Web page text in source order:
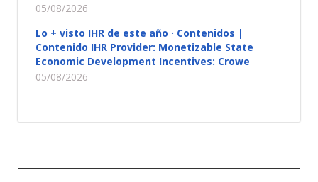
05/08/2026
Lo + visto IHR de este año · Contenidos |
Contenido IHR Provider: Monetizable State
Economic Development Incentives: Crowe
05/08/2026